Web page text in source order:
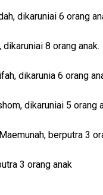
dikaruniai 6 orang
8 orang anak.
dikarunia 6 orang
dikaruniai 5 orang
berputra 3
3 orang anak